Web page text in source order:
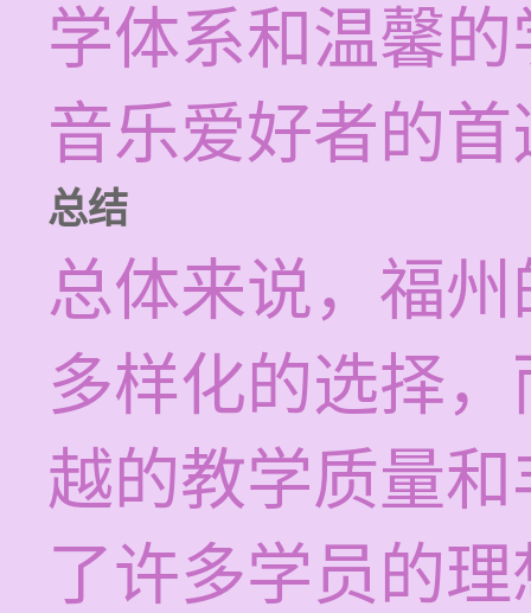
学体系和温馨
音乐爱好者的首
总结
总体来说，福
多样化的选择
越的教学质量
了许多学员的